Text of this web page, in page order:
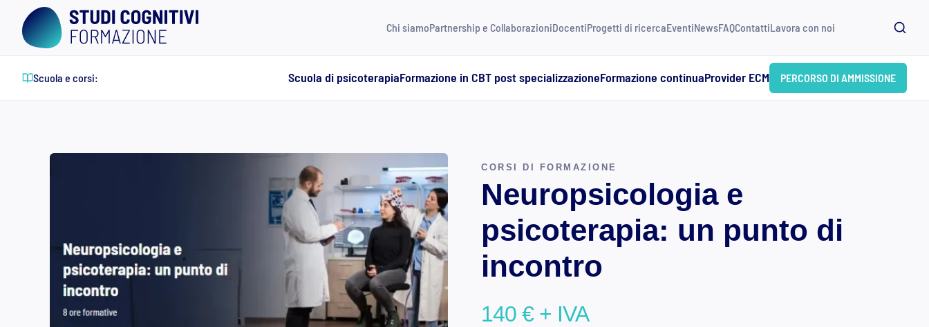
content
Chi siamoPartnership e CollaborazioniDocentiProgetti di ricercaEventiNewsFAQContattiLavora con noi
Scuola e corsi: Scuola di psicoterapiaFormazione in CBT post specializzazioneFormazione continuaProvider ECM PERCORSO DI AMMISSIONE
CORSI DI FORMAZIONE
Neuropsicologia e
psicoterapia: un punto di
incontro
140 € + IVA